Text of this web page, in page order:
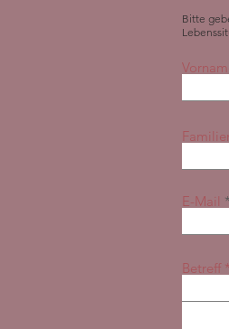
Bitte
E-Mail
Betreff *